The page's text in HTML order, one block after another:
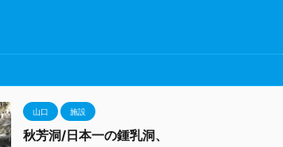
山口 施設
秋芳洞/日本一の鍾乳洞、